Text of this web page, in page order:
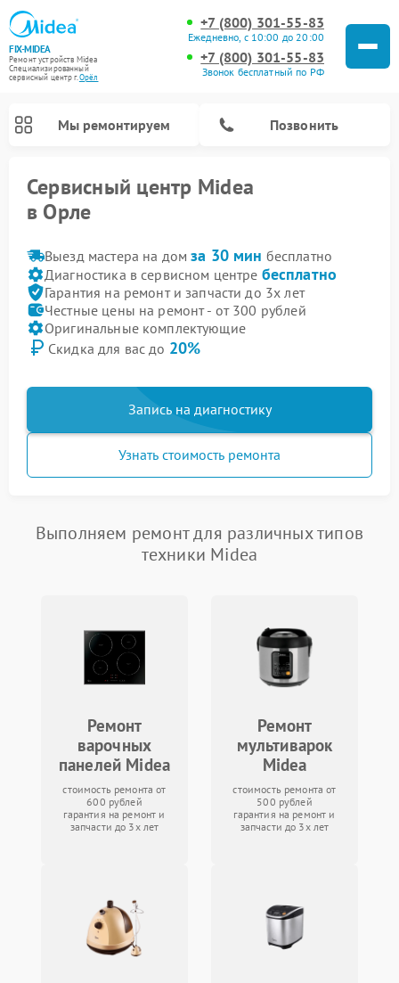
FIX-MIDEA
Ремонт устройств Midea
Специализированный
cервисный центр г.Орёл
+7 (800) 301-55-83
Ежедневно, с 10:00 до 20:00
+7 (800) 301-55-83
Звонок бесплатный по РФ
Мы ремонтируем Позвонить
Сервисный центр Midea
в Орле
Выезд мастера на домза 30 мин бесплатно
Диагностика в сервисном центре бесплатно
Гарантия на ремонт и запчасти до 3х лет
Честные цены на ремонт - от 300 рублей
Оригинальные комплектующие
Скидка для вас до 20%
Запись на диагностику
Узнать стоимость ремонта
Выполняем ремонт для различных типов
техники Midea
Ремонт
варочных
панелей Midea
стоимость ремонта от
600 рублей
гарантия на ремонт и
запчасти до 3х лет
Ремонт
мультиварок
Midea
стоимость ремонта от
500 рублей
гарантия на ремонт и
запчасти до 3х лет